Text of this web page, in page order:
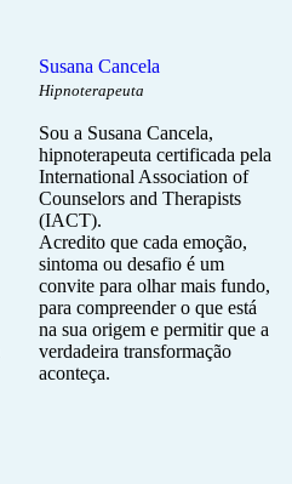
Susana Cancela
Hipnoterapeuta
Sou a Susana Cancela,
hipnoterapeuta certificada pela
International Association of
Counselors and Therapists
(IACT).
Acredito que cada emoção,
sintoma ou desafio é um
convite para olhar mais fundo,
para compreender o que está
na sua origem e permitir que a
verdadeira transformação
aconteça.